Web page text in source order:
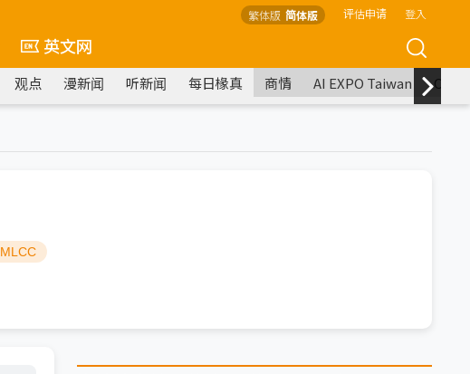
繁体版 简体版 评估申请 登入
英文网
观点 漫新闻 听新闻 每日椽真 商情 AI EXPO Taiwan
MLCC